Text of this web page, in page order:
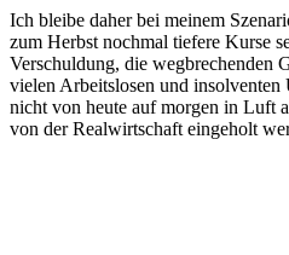
Ich bleibe daher bei meinem
zum Herbst nochmal tiefere Kurse
Verschuldung, die wegbrechenden
vielen Arbeitslosen und insolventen
nicht von heute auf morgen in Luft
von der Realwirtschaft eingeholt